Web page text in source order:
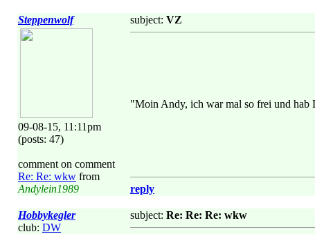
Steppenwolf
09-08-15, 11:11pm
(posts: 47)
comment on comment
Re: Re: wkw from
Andylein1989
subject: VZ
"Moin Andy, ich war mal so frei und hab
reply
Hobbykegler
club: DW
subject: Re: Re: Re: wkw